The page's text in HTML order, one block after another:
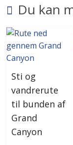
Du kan
Sti og
vandrerute
til bunden af
Grand
Canyon